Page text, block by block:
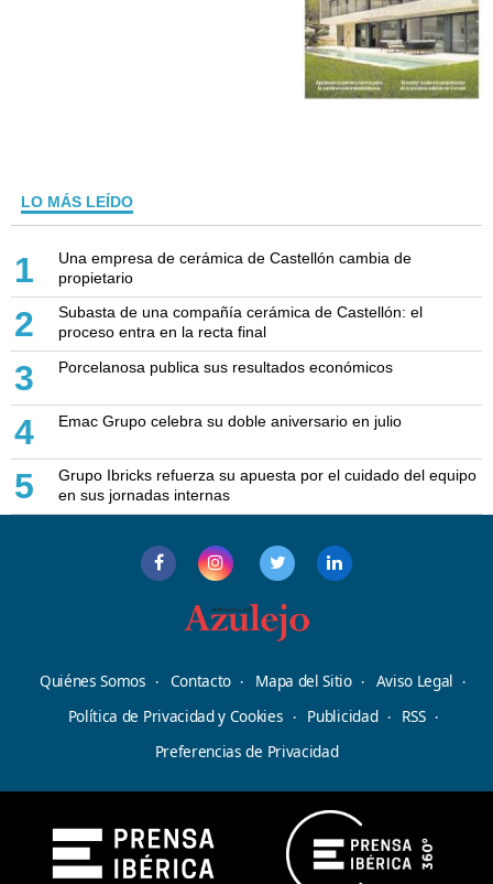
LO MÁS LEÍDO
1
Una empresa de cerámica de Castellón cambia de
propietario
2
Subasta de una compañía cerámica de Castellón: el
proceso entra en la recta final
3 Porcelanosa publica sus resultados económicos
4 Emac Grupo celebra su doble aniversario en julio
5
Grupo Ibricks refuerza su apuesta por el cuidado del equipo
en sus jornadas internas
Quiénes Somos Contacto Mapa del Sitio
Aviso Legal
Política de Privacidad y Cookies
Publicidad
RSS
Preferencias de Privacidad